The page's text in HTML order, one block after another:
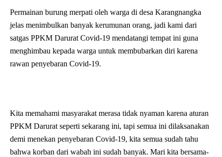
Permainan burung merpati oleh warga di desa Karangnangka
jelas menimbulkan banyak kerumunan orang, jadi kami dari
satgas PPKM Darurat Covid-19 mendatangi tempat ini guna
menghimbau kepada warga untuk membubarkan diri karena
rawan penyebaran Covid-19.
Kita memahami masyarakat merasa tidak nyaman karena aturan
PPKM Darurat seperti sekarang ini, tapi semua ini dilaksanakan
demi menekan penyebaran Covid-19, kita semua sudah tahu
bahwa korban dari wabah ini sudah banyak. Mari kita bersama-